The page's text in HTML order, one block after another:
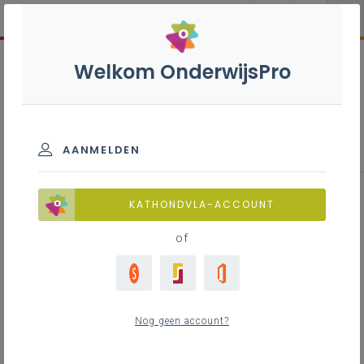
22 oktober 2025 –
Studietoelagen
hitparade van de actuele vragen: alweer op plaats
Welkom OnderwijsPro
AANMELDEN
KATHONDVLA-ACCOUNT
of
Nog geen account?